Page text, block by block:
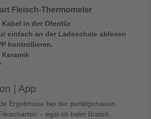
Fleisch-Thermometer
in der Ofentür
einfach an der Ladeschale ablesen
kontrollieren.
| App
Ergebnisse bei der punktgenauen
– egal ob beim Braten,